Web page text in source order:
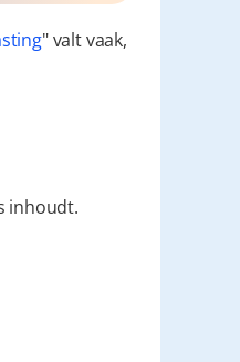
" valt vaak,
inhoudt.